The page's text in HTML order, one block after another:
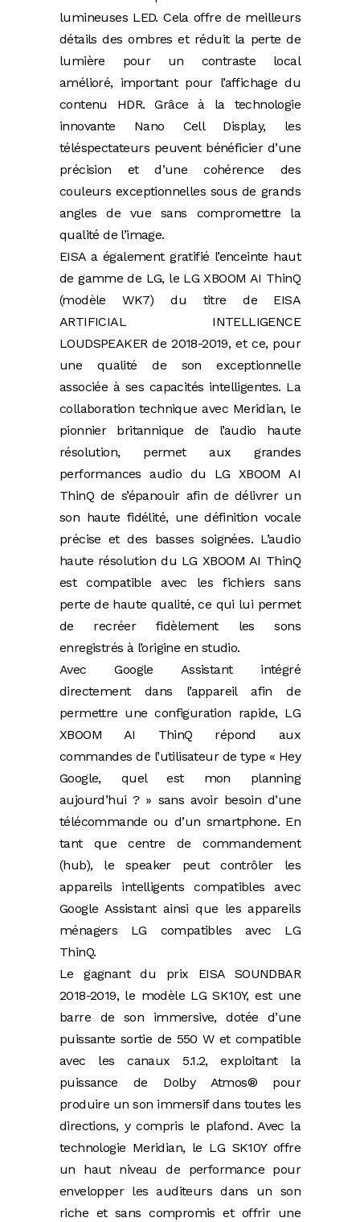
lumineuses LED. Cela offre de meilleurs
détails des ombres et réduit la perte de
lumière pour un contraste local
amélioré, important pour l’affichage du
contenu HDR. Grâce à la technologie
innovante Nano Cell Display, les
téléspectateurs peuvent bénéficier d’une
précision et d’une cohérence des
couleurs exceptionnelles sous de grands
angles de vue sans compromettre la
qualité de l’image.
EISA a également gratifié l’enceinte haut
de gamme de LG, le LG XBOOM AI ThinQ
(modèle WK7) du titre de EISA
ARTIFICIAL INTELLIGENCE
LOUDSPEAKER de 2018-2019, et ce, pour
une qualité de son exceptionnelle
associée à ses capacités intelligentes. La
collaboration technique avec Meridian, le
pionnier britannique de l’audio haute
résolution, permet aux grandes
performances audio du LG XBOOM AI
ThinQ de s’épanouir afin de délivrer un
son haute fidélité, une définition vocale
précise et des basses soignées. L’audio
haute résolution du LG XBOOM AI ThinQ
est compatible avec les fichiers sans
perte de haute qualité, ce qui lui permet
de recréer fidèlement les sons
enregistrés à l’origine en studio.
Avec Google Assistant intégré
directement dans l’appareil afin de
permettre une configuration rapide, LG
XBOOM AI ThinQ répond aux
commandes de l’utilisateur de type « Hey
Google, quel est mon planning
aujourd’hui ? » sans avoir besoin d’une
télécommande ou d’un smartphone. En
tant que centre de commandement
(hub), le speaker peut contrôler les
appareils intelligents compatibles avec
Google Assistant ainsi que les appareils
ménagers LG compatibles avec LG
ThinQ.
Le gagnant du prix EISA SOUNDBAR
2018-2019, le modèle LG SK10Y, est une
barre de son immersive, dotée d’une
puissante sortie de 550 W et compatible
avec les canaux 5.1.2, exploitant la
puissance de Dolby Atmos® pour
produire un son immersif dans toutes les
directions, y compris le plafond. Avec la
technologie Meridian, le LG SK10Y offre
un haut niveau de performance pour
envelopper les auditeurs dans un son
riche et sans compromis et offrir une